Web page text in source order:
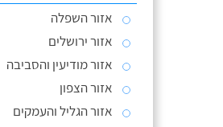
אזור השפלה
אזור ירושלים
אזור מודיעין והסביבה
אזור הצפון
אזור הגליל והעמקים